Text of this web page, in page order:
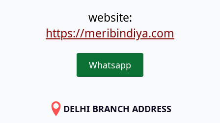
website:
https://meribindiya.com
Whatsapp
DELHI BRANCH ADDRESS